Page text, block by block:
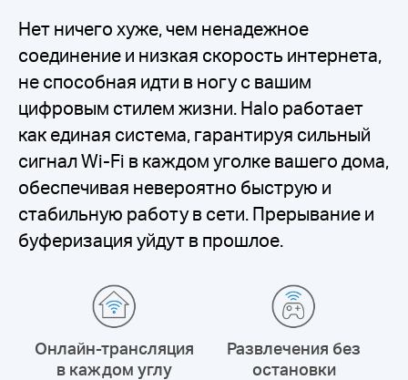
Нет ничего хуже, чем ненадежное
соединение и низкая скорость интернета,
не способная идти в ногу с вашим
цифровым стилем жизни. Halo работает
как единая система, гарантируя сильный
сигнал Wi-Fi в каждом уголке вашего дома,
обеспечивая невероятно быструю и
стабильную работу в сети. Прерывание и
буферизация уйдут в прошлое.
Онлайн-трансляция
в каждом углу
Развлечения без
остановки